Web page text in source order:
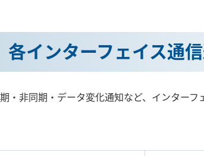
各インターフェイス通
・非同期・データ変化通知など、インターフ